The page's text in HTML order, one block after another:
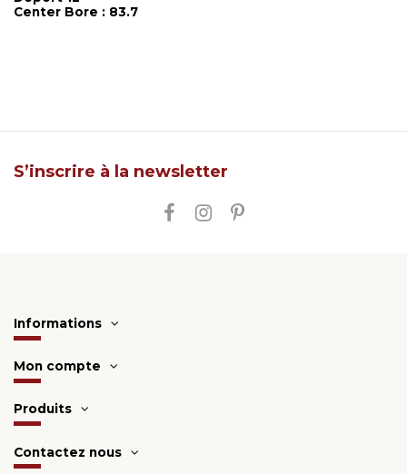
Center Bore : 83.7
S’inscrire à la newsletter
Informations
Mon compte
Produits
Contactez nous